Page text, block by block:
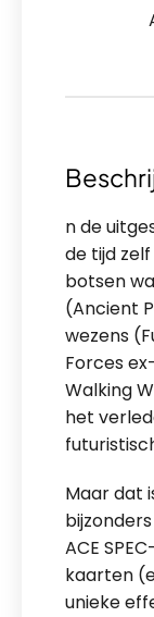
n de
de tijd
botsen
(Ancient
wezens
Forces
Walking
het
Maar dat
ACE
kaarten
unieke